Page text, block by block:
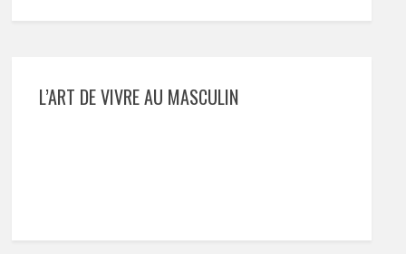
L’ART DE VIVRE AU MASCULIN